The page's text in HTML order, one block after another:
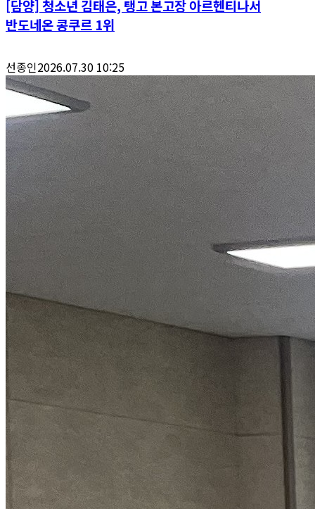
[담양] 청소년 김태은, 탱고 본고장 아르헨티나서
반도네온 콩쿠르 1위
선종인2026.07.30 10:25